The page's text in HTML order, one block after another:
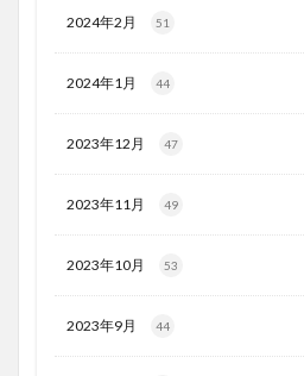
2024年2月 51
2024年1月 44
2023年12月 47
2023年11月 49
2023年10月 53
2023年9月 44